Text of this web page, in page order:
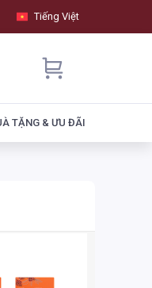
Tiếng Việt
TẶNG & ƯU ĐÃI